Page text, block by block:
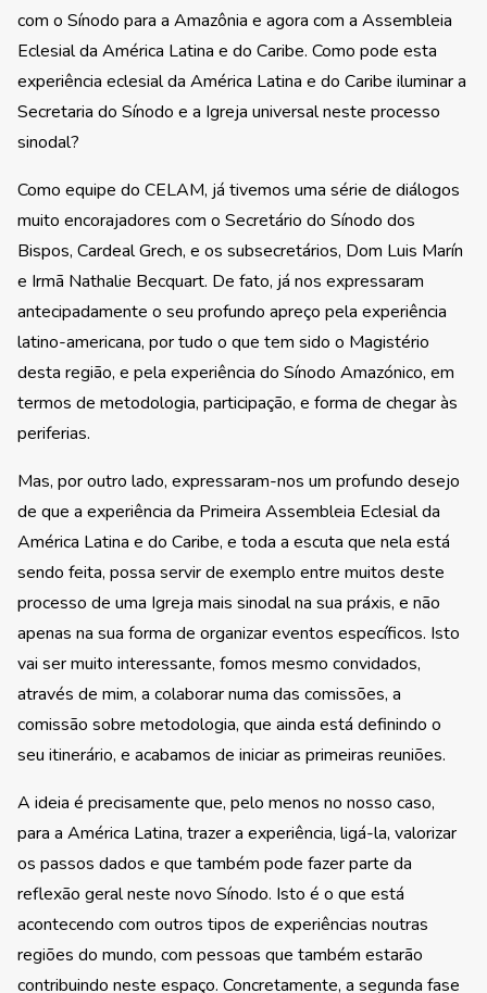
com o Sínodo para a Amazônia e agora com a Assembleia
Eclesial da América Latina e do Caribe. Como pode esta
experiência eclesial da América Latina e do Caribe iluminar a
Secretaria do Sínodo e a Igreja universal neste processo
sinodal?
Como equipe do CELAM, já tivemos uma série de diálogos
muito encorajadores com o Secretário do Sínodo dos
Bispos, Cardeal Grech, e os subsecretários, Dom Luis Marín
e Irmã Nathalie Becquart. De fato, já nos expressaram
antecipadamente o seu profundo apreço pela experiência
latino-americana, por tudo o que tem sido o Magistério
desta região, e pela experiência do Sínodo Amazónico, em
termos de metodologia, participação, e forma de chegar às
periferias.
Mas, por outro lado, expressaram-nos um profundo desejo
de que a experiência da Primeira Assembleia Eclesial da
América Latina e do Caribe, e toda a escuta que nela está
sendo feita, possa servir de exemplo entre muitos deste
processo de uma Igreja mais sinodal na sua práxis, e não
apenas na sua forma de organizar eventos específicos. Isto
vai ser muito interessante, fomos mesmo convidados,
através de mim, a colaborar numa das comissões, a
comissão sobre metodologia, que ainda está definindo o
seu itinerário, e acabamos de iniciar as primeiras reuniões.
A ideia é precisamente que, pelo menos no nosso caso,
para a América Latina, trazer a experiência, ligá-la, valorizar
os passos dados e que também pode fazer parte da
reflexão geral neste novo Sínodo. Isto é o que está
acontecendo com outros tipos de experiências noutras
regiões do mundo, com pessoas que também estarão
contribuindo neste espaço. Concretamente, a segunda fase